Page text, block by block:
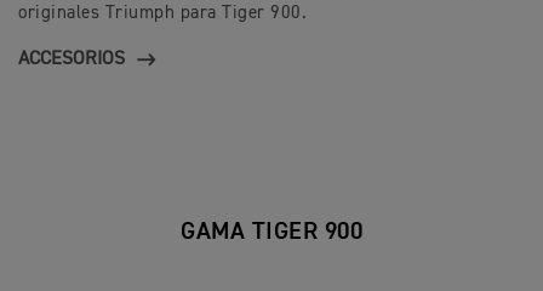
originales Triumph para Tiger 900.
ACCESORIOS
GAMA TIGER 900